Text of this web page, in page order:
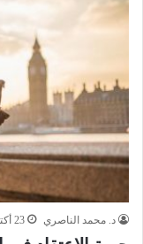
د. محمد الناصري 23 أكتوبر، 2020